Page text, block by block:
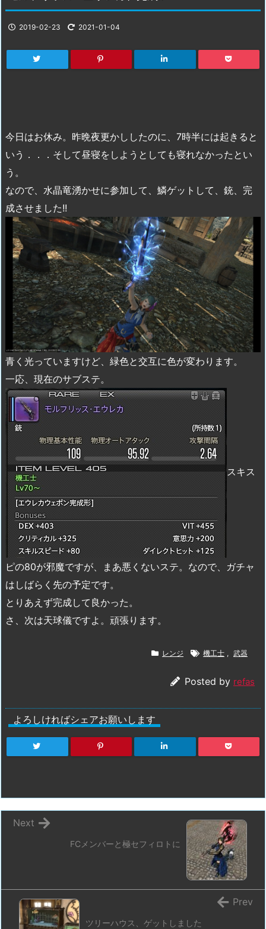
2019-02-23 2021-01-04
今日はお休み。昨晩夜更かししたのに、7時半には起きると
いう．．．そして昼寝をしようとしても寝れなかったとい
う。
なので、水晶竜湧かせに参加して、鱗ゲットして、銃、完
成させました!!
青く光っていますけど、緑色と交互に色が変わります。
一応、現在のサブステ。
スキス
ピの80が邪魔ですが、まあ悪くないステ。なので、ガチャ
はしばらく先の予定です。
とりあえず完成して良かった。
さ、次は天球儀ですよ。頑張ります。
レンジ 機工士 , 武器
Posted by refas
よろしければシェアお願いします
FCメンバーと極セフィロトに
Next
ツリーハウス、ゲットしました
Prev